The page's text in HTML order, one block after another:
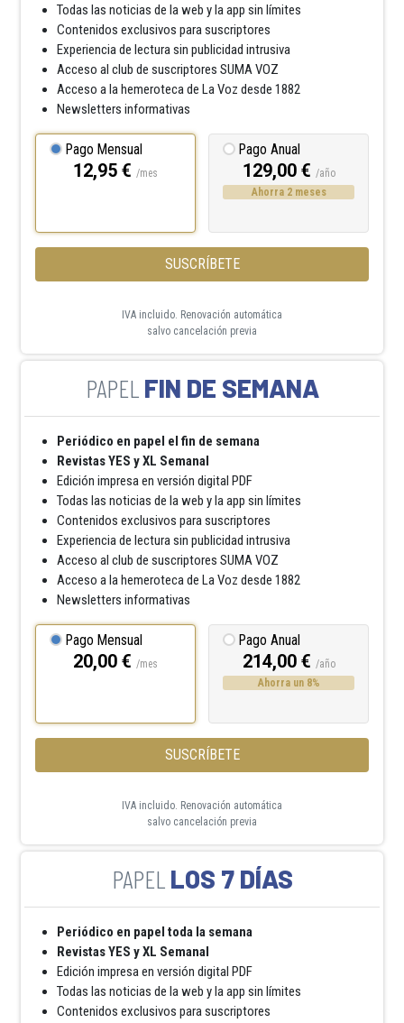
Todas las noticias de la web y la app sin límites
Contenidos exclusivos para suscriptores
Experiencia de lectura sin publicidad intrusiva
Acceso al club de suscriptores SUMA VOZ
Acceso a la hemeroteca de La Voz desde 1882
Newsletters informativas
Pago Mensual
12,95 € /mes
Pago Anual
129,00 € /año
Ahorra 2 meses
SUSCRÍBETE
IVA incluido. Renovación automática
salvo cancelación previa
FIN DE SEMANA
Periódico en papel el fin de semana
Revistas YES y XL Semanal
Edición impresa en versión digital PDF
Todas las noticias de la web y la app sin límites
Contenidos exclusivos para suscriptores
Experiencia de lectura sin publicidad intrusiva
Acceso al club de suscriptores SUMA VOZ
Acceso a la hemeroteca de La Voz desde 1882
Newsletters informativas
Pago Mensual
20,00 € /mes
Pago Anual
214,00 € /año
Ahorra un 8%
SUSCRÍBETE
IVA incluido. Renovación automática
salvo cancelación previa
LOS 7 DÍAS
Periódico en papel toda la semana
Revistas YES y XL Semanal
Edición impresa en versión digital PDF
Todas las noticias de la web y la app sin límites
Contenidos exclusivos para suscriptores